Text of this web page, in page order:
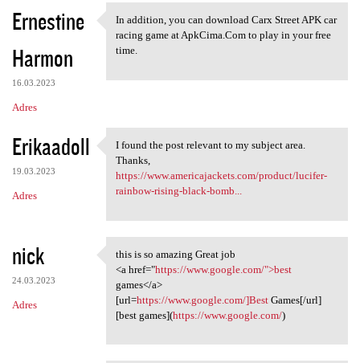
Ernestine
Harmon
16.03.2023
Adres
In addition, you can download
In addition, you can download Carx Street APK car
racing game at ApkCima.Com to play in your free
time.
Erikaadoll
19.03.2023
Adres
I found the post relevant to
I found the post relevant to my subject area.
Thanks,
https://www.americajackets.com/product/lucifer-
rainbow-rising-black-bomb...
nick
24.03.2023
Adres
this is so amazing Great job
this is so amazing Great job
<a href="https://www.google.com/">best
games</a>
[url=https://www.google.com/]BestGames[/url]
[best games](https://www.google.com/)